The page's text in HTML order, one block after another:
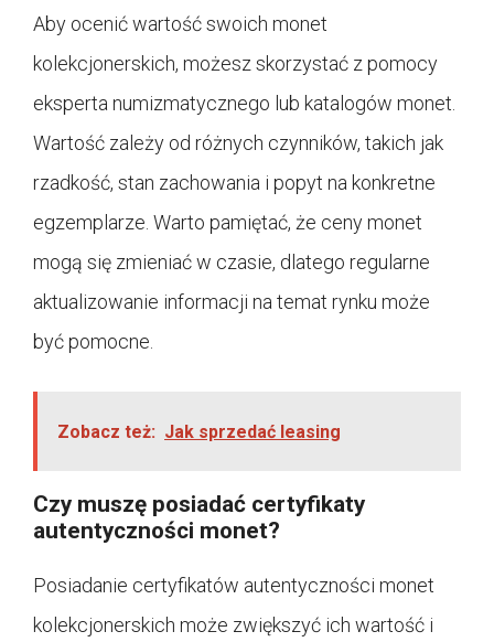
Aby ocenić wartość swoich monet
kolekcjonerskich, możesz skorzystać z pomocy
eksperta numizmatycznego lub katalogów monet.
Wartość zależy od różnych czynników, takich jak
rzadkość, stan zachowania i popyt na konkretne
egzemplarze. Warto pamiętać, że ceny monet
mogą się zmieniać w czasie, dlatego regularne
aktualizowanie informacji na temat rynku może
być pomocne.
Zobacz też: Jak sprzedać leasing
Czy muszę posiadać certyfikaty
autentyczności monet?
Posiadanie certyfikatów autentyczności monet
kolekcjonerskich może zwiększyć ich wartość i